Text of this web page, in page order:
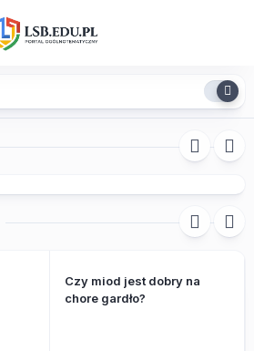
Czy miod jest dobry na
chore gardło?